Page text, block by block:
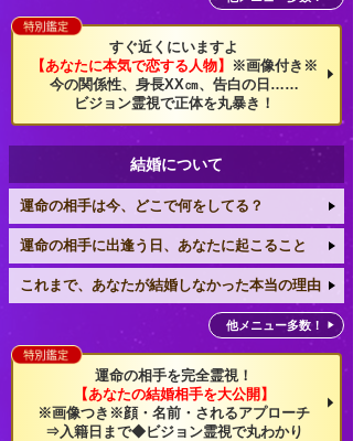
すぐ近くにいますよ
【あなたに本気で恋する人物】
※画像付き※
今の関係性、身長XX㎝、告白の日……
ビジョン霊視で正体を丸暴き！
結婚について
運命の相手は今、どこで何をしてる？
運命の相手に出逢う日、あなたに起こること
これまで、あなたが結婚しなかった本当の理由
他メニュー多数！
運命の相手を完全霊視！
【あなたの結婚相手を大公開】
※画像つき※顔・名前・されるアプローチ
⇒入籍日まで◆ビジョン霊視で丸わかり